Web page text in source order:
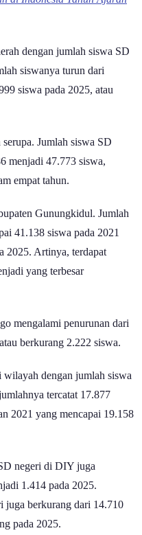
dengan jumlah siswa SD
siswanya turun dari
siswa pada 2025, atau
Jumlah siswa SD
menjadi 47.773 siswa,
empat tahun.
Gunungkidul. Jumlah
41.138 siswa pada 2021
2025. Artinya, terdapat
yang terbesar
mengalami penurunan dari
berkurang 2.222 siswa.
dengan jumlah siswa
tercatat 17.877
2021 yang mencapai 19.158
negeri di DIY juga
1.414 pada 2025.
juga berkurang dari 14.710
pada 2025.